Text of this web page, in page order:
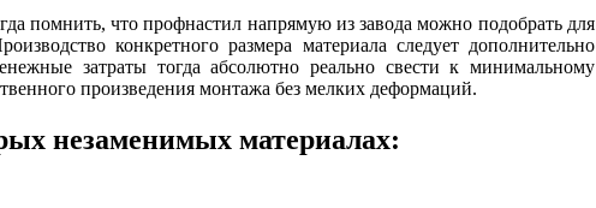
помнить, что профнастил напрямую из завода можно подобрать для
конкретного размера материала следует дополнительно
затраты тогда абсолютно реально свести к минимальному
произведения монтажа без мелких деформаций.
незаменимых материалах: